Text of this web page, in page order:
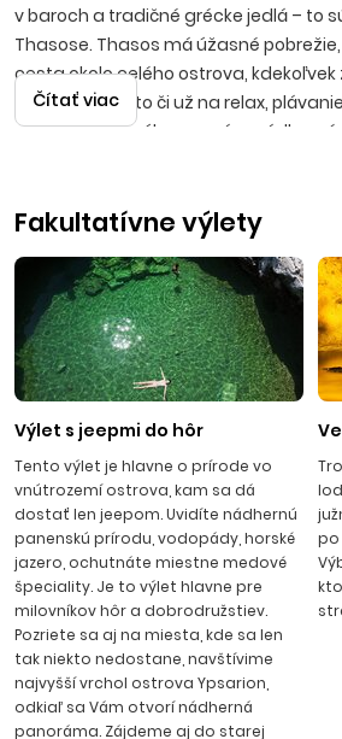
v baroch a tradičné grécke jedlá – to
Thasose. Thasos má úžasné
cesta okolo celého ostrova,
príjemné miesto či už na relax,
potápanie, ponúknu sa vám
čistou vodou vám pohladia dušu. Ak si
Väčšina z nich má Modrú vlajku.
Bratislavy na letisko Megas
približne 1 hod. 35 min. Cesta
ostrov Thassos trvá približne 24 hod.
prístavu Keramoti do prístavu
POTOS
Prímorské stredisko s čulým ruchom
približne 5 km od Limenarie. Je
atmosféru, ktorú dotvára množstvo
kaviarní, obchodíkov so suvenírmi
promenáde. V stredisku nájdeme tiež
kaderníctvo, fotoslužbu, požičovne áut
piesočnatá, v okolí strediska je
pláží, Alexandra Beach, San Antonio
Beach.
Čítať viac
Fakultatívne výlety
Výlet s jeepmi do hôr
Tento výlet je hlavne o prírode vo
vnútrozemí ostrova, kam sa dá
dostať len jeepom. Uvidíte nádhernú
panenskú prírodu, vodopády, horské
jazero, ochutnáte miestne medové
špeciality. Je to výlet hlavne pre
milovníkov hôr a dobrodružstiev.
Pozriete sa aj na miesta, kde sa len
tak niekto nedostane, navštívime
najvyšší vrchol ostrova Ypsarion,
odkiaľ sa Vám otvorí nádherná
panoráma. Zájdeme aj do starej
po